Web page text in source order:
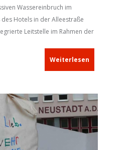
Wassereinbruch im
des Hotels in der Alleestraße
Leitstelle im Rahmen der
Weiterlesen